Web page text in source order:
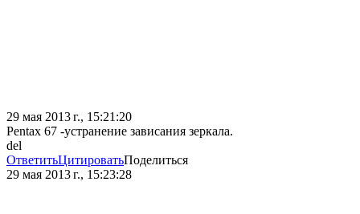
29 мая 2013 г., 15:21:20
Pentax 67 -устранение зависания зеркала.
del
ОтветитьЦитироватьПоделиться
29 мая 2013 г., 15:23:28